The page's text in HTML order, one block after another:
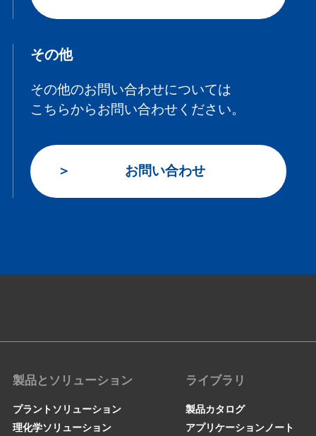
その他
その他のお問い合わせについては
こちらからお問い合わせください。
お問い合わせ
製品とソリューション
プラントソリューション
理化学ソリューション
ライブラリ
製品カタログ
アプリケーションノート